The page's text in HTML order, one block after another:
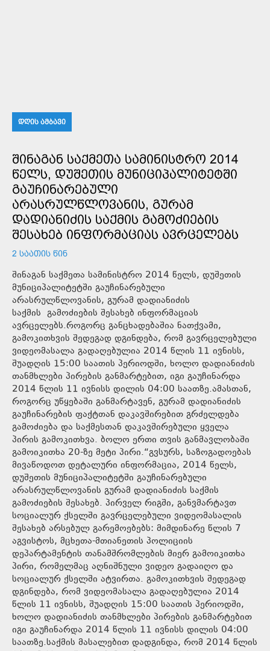
ᲓᲦᲘᲡ ᲐᲛᲑᲐᲕᲘ
ᲨᲘᲜᲐᲒᲐᲜ ᲡᲐᲥᲛᲔᲗᲐ ᲡᲐᲛᲘᲜᲘᲡᲢᲠᲝ 2014
ᲬᲔᲚᲡ, ᲓᲣᲨᲔᲗᲘᲡ ᲛᲣᲜᲘᲪᲘᲞᲐᲚᲘᲢᲔᲢᲨᲘ
ᲒᲐᲣᲩᲘᲜᲐᲠᲔᲑᲣᲚᲘ
ᲐᲠᲐᲡᲠᲣᲚᲬᲚᲝᲕᲐᲜᲘᲡ, ᲒᲣᲠᲐᲛ
ᲓᲐᲓᲘᲐᲜᲘᲫᲘᲡ ᲡᲐᲥᲛᲘᲡ ᲒᲐᲛᲝᲫᲘᲔᲑᲘᲡ
ᲨᲔᲡᲐᲮᲔᲑ ᲘᲜᲤᲝᲠᲛᲐᲪᲘᲐᲡ ᲐᲕᲠᲪᲔᲚᲔᲑᲡ
2 ᲡᲐᲐᲗᲘᲡ ᲬᲘᲜ
შინაგან საქმეთა სამინისტრო 2014 წელს, დუშეთის
მუნიციპალიტეტში გაუჩინარებული
არასრულწლოვანის, გურამ დადიანიძის
საქმის გამოძიების შესახებ ინფორმაციას
ავრცელებს.როგორც განცხადებაშია ნათქვამი,
გამოკითხვის შედეგად დგინდება, რომ გავრცელებული
ვიდეომასალა გადაღებულია 2014 წლის 11 ივნისს,
შუადღის 15:00 საათის პერიოდში, ხოლო დადიანიძის
თანმხლები პირების განმარტებით, იგი გაუჩინარდა
2014 წლის 11 ივნისს დილის 04:00 საათზე.ამასთან,
როგორც უწყებაში განმარტავენ, გურამ დადიანიძის
გაუჩინარების ფაქტთან დაკავშირებით გრძელდება
გამოძიება და საქმესთან დაკავშირებული ყველა
პირის გამოკითხვა. ბოლო ერთი თვის განმავლობაში
გამოიკითხა 20-ზე მეტი პირი.“გვსურს, საზოგადოებას
მივაწოდოთ დეტალური ინფორმაცია, 2014 წელს,
დუშეთის მუნიციპალიტეტში გაუჩინარებული
არასრულწლოვანის გურამ დადიანიძის საქმის
გამოძიების შესახებ. პირველ რიგში, განვმარტავთ
სოციალურ ქსელში გავრცელებული ვიდეომასალის
შესახებ არსებულ გარემოებებს: მიმდინარე წლის 7
აგვისტოს, მცხეთა-მთიანეთის პოლიციის
დეპარტამენტის თანამშრომლების მიერ გამოიკითხა
პირი, რომელმაც აღნიშნული ვიდეო გადაიღო და
სოციალურ ქსელში ატვირთა. გამოკითხვის შედეგად
დგინდება, რომ ვიდეომასალა გადაღებულია 2014
წლის 11 ივნისს, შუადღის 15:00 საათის პერიოდში,
ხოლო დადიანიძის თანმხლები პირების განმარტებით
იგი გაუჩინარდა 2014 წლის 11 ივნისს დილის 04:00
საათზე.საქმის მასალებით დადგინდა, რომ 2014 წლის